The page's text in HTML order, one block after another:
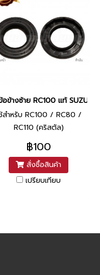
ข้างซ้าย RC100 แท้ SUZUKI
สำหรับ RC100 / RC80 /
RC110 (คริสตัล)
฿100
สั่งซื้อสินค้า
เปรียบเทียบ